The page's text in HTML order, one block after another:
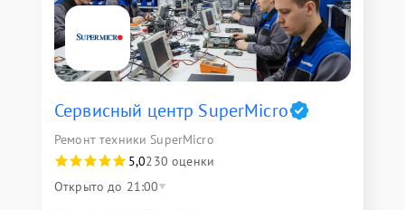
Сервисный центр SuperMicro
Ремонт техники SuperMicro
5,0230 оценки
Открыто до 21:00